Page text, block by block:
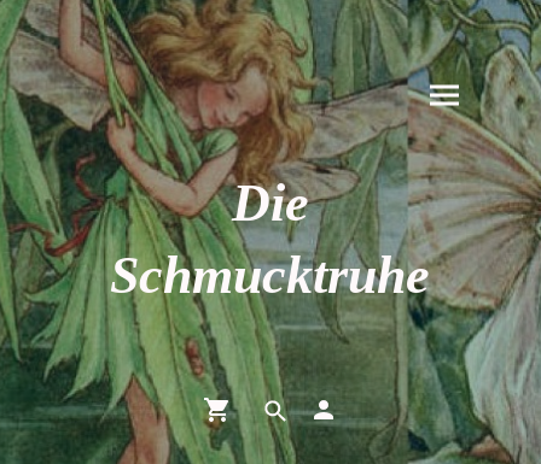
Die
Schmucktruhe